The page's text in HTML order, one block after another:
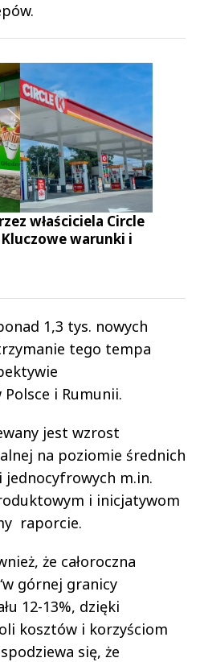
właściciela Circle
warunki i
1,3 tys. nowych
tego tempa
i Rumunii.
jest wzrost
na poziomie średnich
m.in.
i inicjatywom
raporcie.
że całoroczna
górnej granicy
12-13%, dzięki
kosztów i korzyściom
się, że